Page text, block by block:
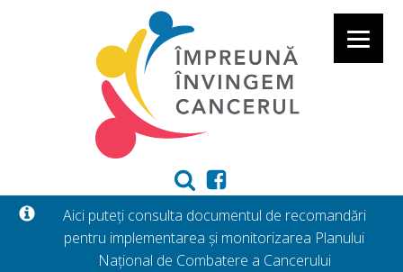
Aici puteți consulta documentul de recomandări
pentru implementarea și monitorizarea Planului
Național de Combatere a Cancerului